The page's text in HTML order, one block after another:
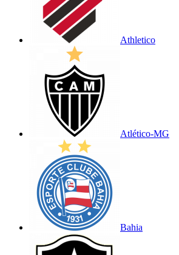
Athletico
Atlético-MG
Bahia